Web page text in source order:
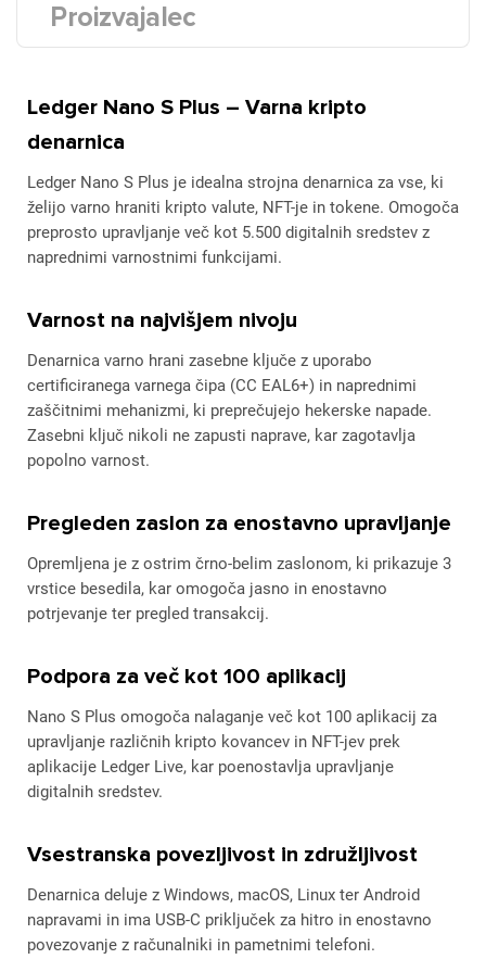
Proizvajalec
Ledger Nano S Plus – Varna kripto
denarnica
Ledger Nano S Plus je idealna strojna denarnica za vse, ki
želijo varno hraniti kripto valute, NFT-je in tokene. Omogoča
preprosto upravljanje več kot 5.500 digitalnih sredstev z
naprednimi varnostnimi funkcijami.
Varnost na najvišjem nivoju
Denarnica varno hrani zasebne ključe z uporabo
certificiranega varnega čipa (CC EAL6+) in naprednimi
zaščitnimi mehanizmi, ki preprečujejo hekerske napade.
Zasebni ključ nikoli ne zapusti naprave, kar zagotavlja
popolno varnost.
Pregleden zaslon za enostavno upravljanje
Opremljena je z ostrim črno-belim zaslonom, ki prikazuje 3
vrstice besedila, kar omogoča jasno in enostavno
potrjevanje ter pregled transakcij.
Podpora za več kot 100 aplikacij
Nano S Plus omogoča nalaganje več kot 100 aplikacij za
upravljanje različnih kripto kovancev in NFT-jev prek
aplikacije Ledger Live, kar poenostavlja upravljanje
digitalnih sredstev.
Vsestranska povezljivost in združljivost
Denarnica deluje z Windows, macOS, Linux ter Android
napravami in ima USB-C priključek za hitro in enostavno
povezovanje z računalniki in pametnimi telefoni.